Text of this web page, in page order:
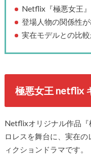
Netflix『極悪女王
登場人物の関係性
実在モデルとの比
極悪女王 netflix
Netflixオリジナル作品
ロレスを舞台に、実在
ィクションドラマです。